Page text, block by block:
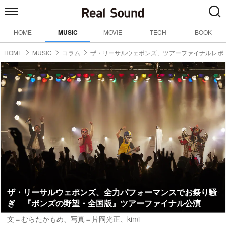
HOME MUSIC MOVIE TECH BOOK
HOME MUSIC コラム ザ・リーサルウェポンズ、ツアーファイナルレポ
ザ・リーサルウェポンズ、全力パフォーマンスでお祭り騒
ぎ 『ポンズの野望・全国版』ツアーファイナル公演
文＝むらたかもめ、写真＝片岡光正、kimi